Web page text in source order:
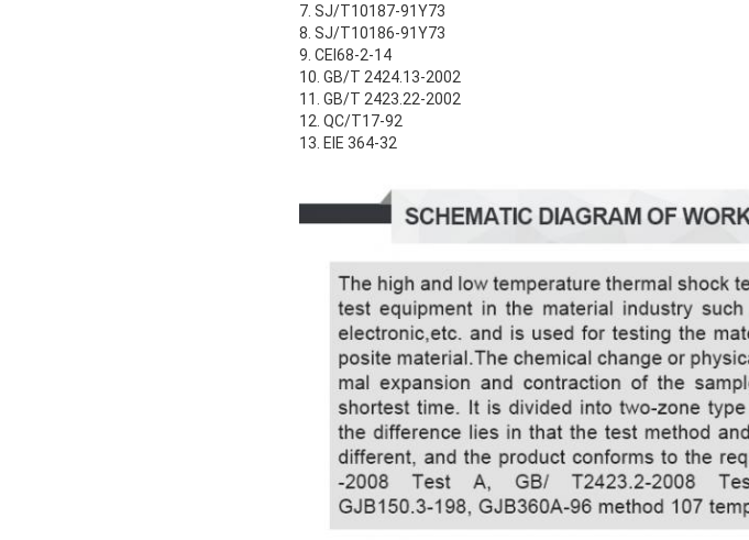
7. SJ/T10187-91Y73
8. SJ/T10186-91Y73
9. CEI68-2-14
10. GB/T 2424.13-2002
11. GB/T 2423.22-2002
12. QC/T17-92
13. EIE 364-32